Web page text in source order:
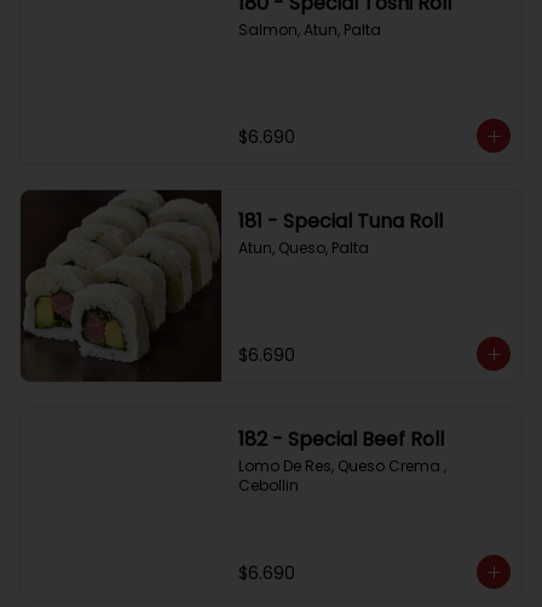
Salmon, Atun, Palta
$6.690
181 - Special Tuna Roll
Atun, Queso, Palta
$6.690
182 - Special Beef Roll
Lomo De Res, Queso Crema ,
Cebollin
$6.690